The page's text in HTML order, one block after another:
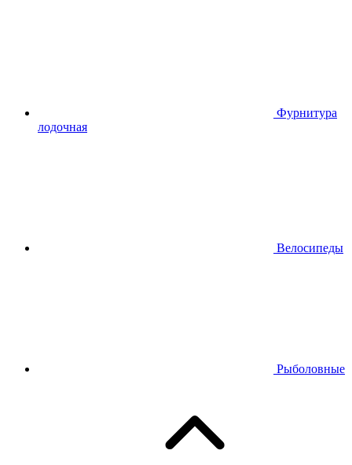
Фурнитура
лодочная
Велосипеды
Рыболовные